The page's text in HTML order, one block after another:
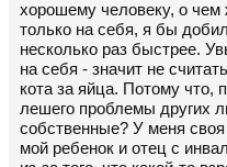
хорошему человеку, о чем
только на себя, я бы
несколько раз быстрее.
на себя - значит не
кота за яйца. Потому что,
лешего проблемы других
собственные? У меня своя
мой ребенок и отец с